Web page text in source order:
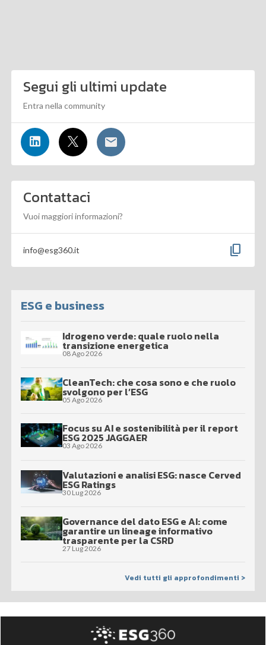
Segui gli ultimi update
Entra nella community
Contattaci
Vuoi maggiori informazioni?
info@esg360.it content_copy
ESG e business
Idrogeno verde: quale ruolo nella
transizione energetica
08 Ago 2026
CleanTech: che cosa sono e che ruolo
svolgono per l’ESG
05 Ago 2026
Focus su AI e sostenibilità per il report
ESG 2025 JAGGAER
03 Ago 2026
Valutazioni e analisi ESG: nasce Cerved
ESG Ratings
30 Lug 2026
Governance del dato ESG e AI: come
garantire un lineage informativo
trasparente per la CSRD
27 Lug 2026
Vedi tutti gli approfondimenti >